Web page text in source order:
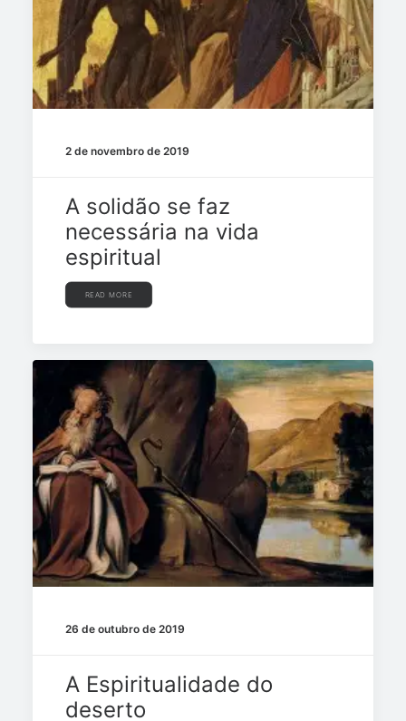
2 de novembro de 2019
A solidão se faz
necessária na vida
espiritual
READ MORE
26 de outubro de 2019
A Espiritualidade do
deserto